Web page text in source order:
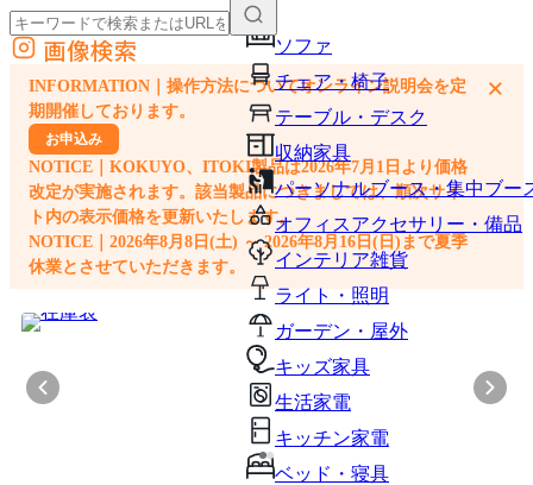
ソファ
チェア・椅子
テーブル・デスク
収納家具
パーソナルブース・集中ブー
オフィスアクセサリー・備品
インテリア雑貨
ライト・照明
ガーデン・屋外
キッズ家具
生活家電
キッチン家電
ベッド・寝具
外部サイトの商品をカートに追加
他のサイトで見つけた商品ページのURLを貼り付けて、カートに追加できます
画像検索
INFORMATION｜操作方法についてオンライン説明会を定
期開催しております。
お申込み
NOTICE｜KOKUYO、ITOKI製品は2026年7月1日より価格
改定が実施されます。該当製品につきましては、順次サイ
ト内の表示価格を更新いたします。
NOTICE｜2026年8月8日(土) ～ 2026年8月16日(日)まで夏季
休業とさせていただきます。
×